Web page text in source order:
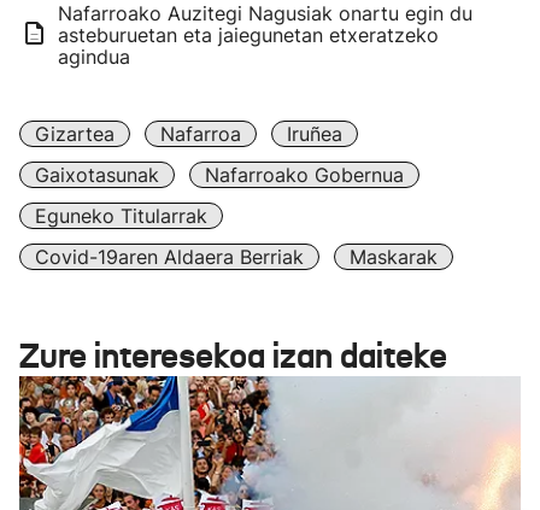
Nafarroako Auzitegi Nagusiak onartu egin du
asteburuetan eta jaiegunetan etxeratzeko
agindua
Gizartea Nafarroa
Iruñea
Gaixotasunak
Nafarroako Gobernua
Eguneko Titularrak
Covid-19aren Aldaera Berriak
Maskarak
Zure interesekoa izan daiteke